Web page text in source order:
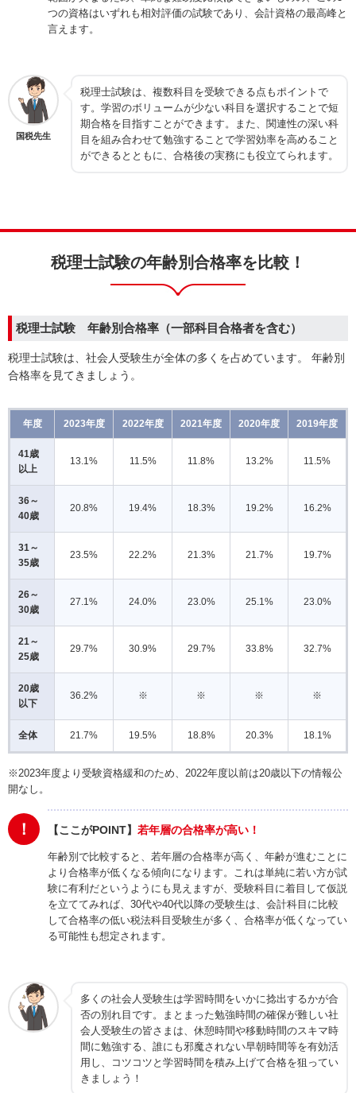
つの資格はいずれも相対評価の試験であり、会計資格の最高峰と
言えます。
国税先生
税理士試験は、複数科目を受験できる点もポイントで
す。学習のボリュームが少ない科目を選択することで短
期合格を目指すことができます。また、関連性の深い科
目を組み合わせて勉強することで学習効率を高めること
ができるとともに、合格後の実務にも役立てられます。
税理士試験の年齢別合格率を比較！
税理士試験 年齢別合格率（一部科目合格者を含む）
税理士試験は、社会人受験生が全体の多くを占めています。 年齢別
合格率を見てきましょう。
年度 2023年度 2022年度 2021年度 2020年度 2019年度
41歳
以上
13.1% 11.5% 11.8% 13.2% 11.5%
36～
40歳
20.8% 19.4% 18.3% 19.2% 16.2%
31～
35歳
23.5% 22.2% 21.3% 21.7% 19.7%
26～
30歳
27.1% 24.0% 23.0% 25.1% 23.0%
21～
25歳
29.7% 30.9% 29.7% 33.8% 32.7%
20歳
以下
36.2% ※ ※ ※ ※
全体 21.7% 19.5% 18.8% 20.3% 18.1%
※2023年度より受験資格緩和のため、2022年度以前は20歳以下の情報公
開なし。
！ 【ここがPOINT】 若年層の合格率が高い！
年齢別で比較すると、若年層の合格率が高く、年齢が進むことに
より合格率が低くなる傾向になります。これは単純に若い方が試
験に有利だというようにも見えますが、受験科目に着目して仮説
を立ててみれば、30代や40代以降の受験生は、会計科目に比較
して合格率の低い税法科目受験生が多く、合格率が低くなってい
る可能性も想定されます。
多くの社会人受験生は学習時間をいかに捻出するかが合
否の別れ目です。まとまった勉強時間の確保が難しい社
会人受験生の皆さまは、休憩時間や移動時間のスキマ時
間に勉強する、誰にも邪魔されない早朝時間等を有効活
用し、コツコツと学習時間を積み上げて合格を狙ってい
きましょう！